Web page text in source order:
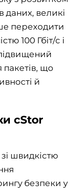
даних, великі
переходити
100 Гбіт/с і
пакетів, що
й
cStor
швидкістю
безпеки у